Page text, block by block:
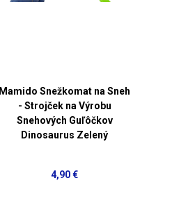
Mamido Snežkomat na Sneh
- Strojček na Výrobu
Snehových Guľôčkov
Dinosaurus Zelený
4,90 €